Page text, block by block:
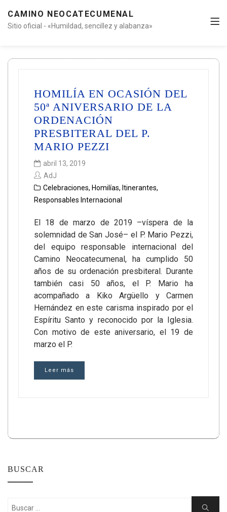
CAMINO NEOCATECUMENAL
Sitio oficial - «Humildad, sencillez y alabanza»
HOMILÍA EN OCASIÓN DEL
50ª ANIVERSARIO DE LA
ORDENACIÓN
PRESBITERAL DEL P.
MARIO PEZZI
abril 13, 2019
AdJ
Celebraciones, Homilías, Itinerantes,
Responsables Internacional
El 18 de marzo de 2019 –víspera de la
solemnidad de San José– el P. Mario Pezzi,
del equipo responsable internacional del
Camino Neocatecumenal, ha cumplido 50
años de su ordenación presbiteral. Durante
también casi 50 años, el P. Mario ha
acompañado a Kiko Argüello y Carmen
Hernández en este carisma inspirado por el
Espíritu Santo y reconocido por la Iglesia.
Con motivo de este aniversario, el 19 de
marzo el P.
Leer más
BUSCAR
Buscar:
Buscar